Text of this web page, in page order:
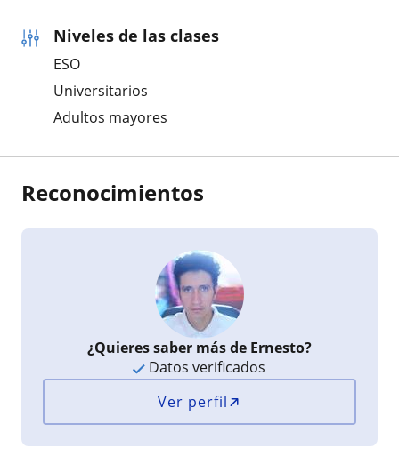
Niveles de las clases
ESO
Universitarios
Adultos mayores
Reconocimientos
¿Quieres saber más de Ernesto?
Datos verificados
Ver perfil